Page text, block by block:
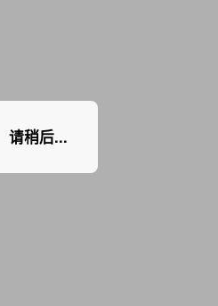
，敬请期待
请稍后...